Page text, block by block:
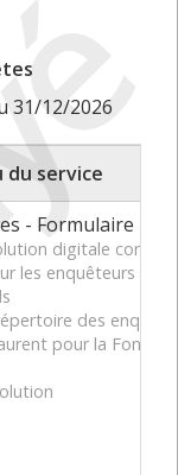
31/12/2026
du service
- Formulaire
digitale
les enquêteurs
des
pour la